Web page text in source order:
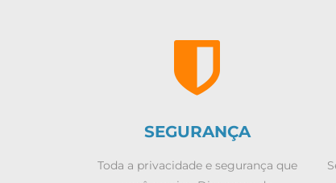
SEGURANÇA
Toda a privacidade e segurança que